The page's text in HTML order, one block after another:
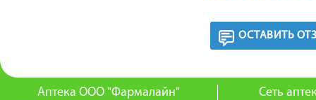
ОСТАВИТЬ
Аптека ООО "Фармалайн"
Сеть